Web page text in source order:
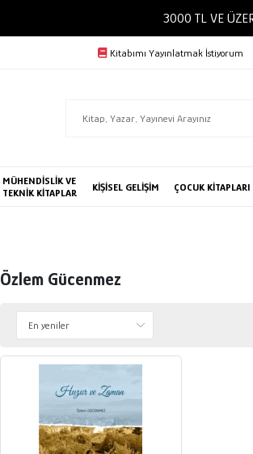
3000 TL VE
Kitabımı Yayınlatmak İstiyorum
MÜHENDİSLİK VE
TEKNİK KİTAPLAR
KİŞİSEL GELİŞİM ÇOCUK KİTAPLARI
Özlem Gücenmez